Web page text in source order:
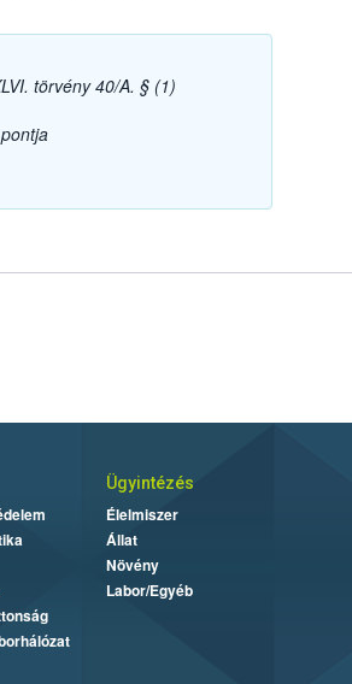
törvény 40/A. § (1)
Ügyintézés
Élelmiszer
Állat
Növény
Labor/Egyéb